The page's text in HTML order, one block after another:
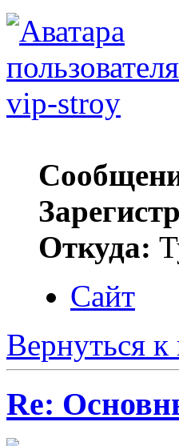
vip-stroy
Откуда:
Сайт
Вернуться к
Re: